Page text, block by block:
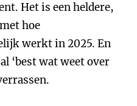
Het is een heldere,
hoe
werkt in 2025. En
‘best wat weet over